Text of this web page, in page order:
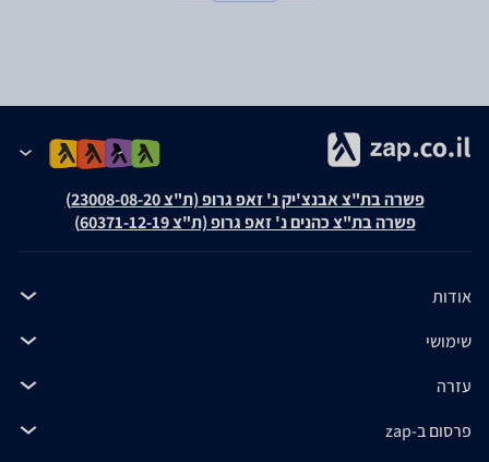
פשרה בת"צ אבנצ'יק נ' זאפ גרופ (ת"צ 23008-08-20)
פשרה בת"צ כהנים נ' זאפ גרופ (ת"צ 60371-12-19)
אודות
שימושי
עזרה
פרסום ב-zap